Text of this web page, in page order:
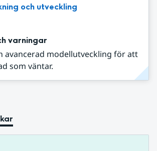
och utveckling
varningar
avancerad modellutveckling för att
som väntar.